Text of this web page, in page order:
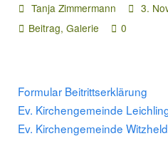
Tanja Zimmermann
3.
Beitrag, Galerie 0
Formular Beitrittserklärung
Ev. Kirchengemeinde
Ev. Kirchengemeinde